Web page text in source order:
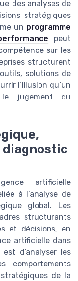
des analyses de
stratégiques
un programme
peut
sur les
structurent
solutions de
l’illusion qu’un
le jugement du
diagnostic
artificielle
à l’analyse de
global. Les
structurants
et décisions, en
artificielle dans
est d’analyser les
comportements
de la